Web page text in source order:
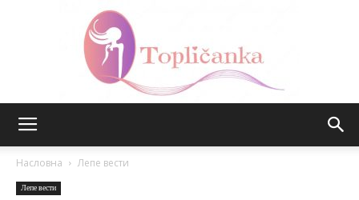
Насловна Лепе вести
Лепе вести